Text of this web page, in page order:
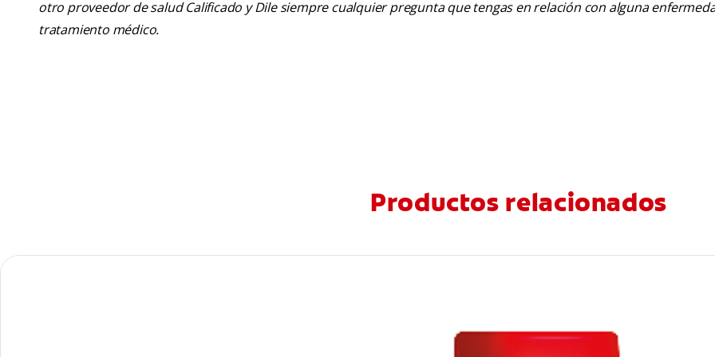
otro proveedor de salud Calificado y Dile siempre cualquier pregunta que tengas en relación con alguna
tratamiento médico.
Productos relacionados